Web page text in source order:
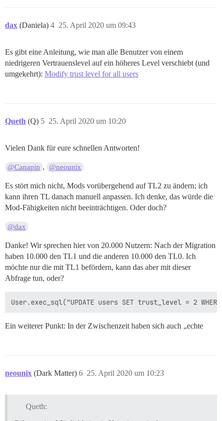
dax (Daniela) 25. April 2020 um 09:43
4
Es gibt eine Anleitung, wie man alle Benutzer von einem
niedrigeren Vertrauenslevel auf ein höheres Level verschiebt (und
umgekehrt): Modify trust level for all users
Queth (Q) 25. April 2020 um 10:20
5
Vielen Dank für eure schnellen Antworten!
@Canapin , @neounix
Es stört mich nicht, Mods vorübergehend auf TL2 zu ändern; ich
kann ihren TL danach manuell anpassen. Ich denke, das würde die
Mod-Fähigkeiten nicht beeinträchtigen. Oder doch?
@dax
Danke! Wir sprechen hier von 20.000 Nutzern: Nach der Migration
haben 10.000 den TL1 und die anderen 10.000 den TL0. Ich
möchte nur die mit TL1 befördern, kann das aber mit dieser
Abfrage tun, oder?
Ein weiterer Punkt: In der Zwischenzeit haben sich auch „echte
neounix (Dark Matter) 25. April 2020 um 10:23
6
Queth: